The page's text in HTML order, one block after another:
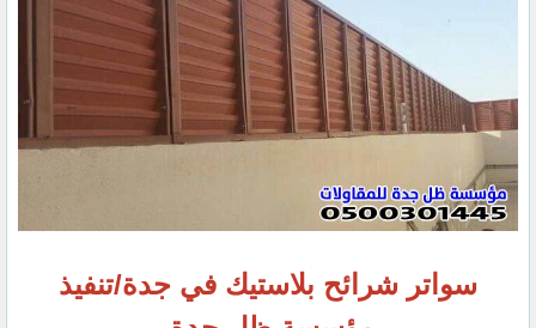
سواتر شرائح بلاستيك في جدة/تنفيذ